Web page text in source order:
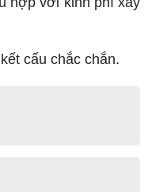
cấu chắc chắn.